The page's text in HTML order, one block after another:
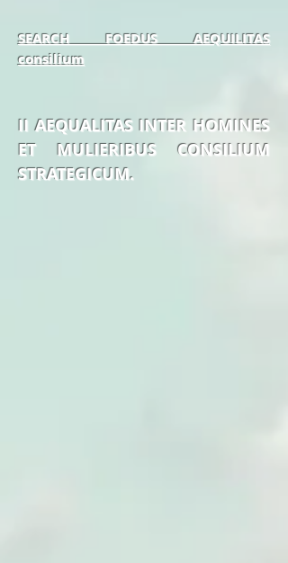
SEARCH FOEDUS AEQUILITAS
consilium
II AEQUALITAS INTER HOMINES
ET MULIERIBUS CONSILIUM
STRATEGICUM.